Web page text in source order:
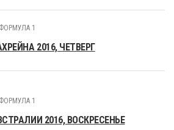
ФОРМУЛА 1
2016, ЧЕТВЕРГ
ФОРМУЛА 1
2016, ВОСКРЕСЕНЬЕ